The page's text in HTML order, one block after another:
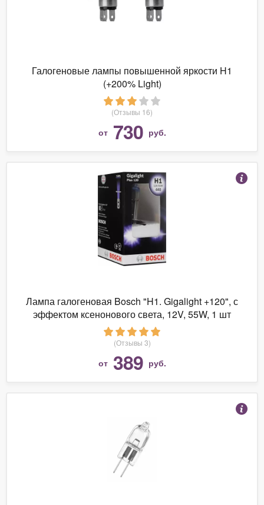
Галогеновые лампы повышенной яркости H1
(+200% Light)
(Отзывы 16)
от 730 руб.
Лампа галогеновая Bosch "H1. Gigalight +120", с
эффектом ксенонового света, 12V, 55W, 1 шт
(Отзывы 3)
от 389 руб.